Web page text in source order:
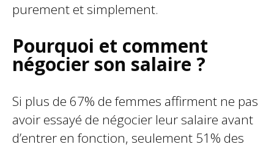
purement et simplement.
Pourquoi et comment
négocier son salaire ?
Si plus de 67% de femmes affirment ne pas
avoir essayé de négocier leur salaire avant
d’entrer en fonction, seulement 51% des